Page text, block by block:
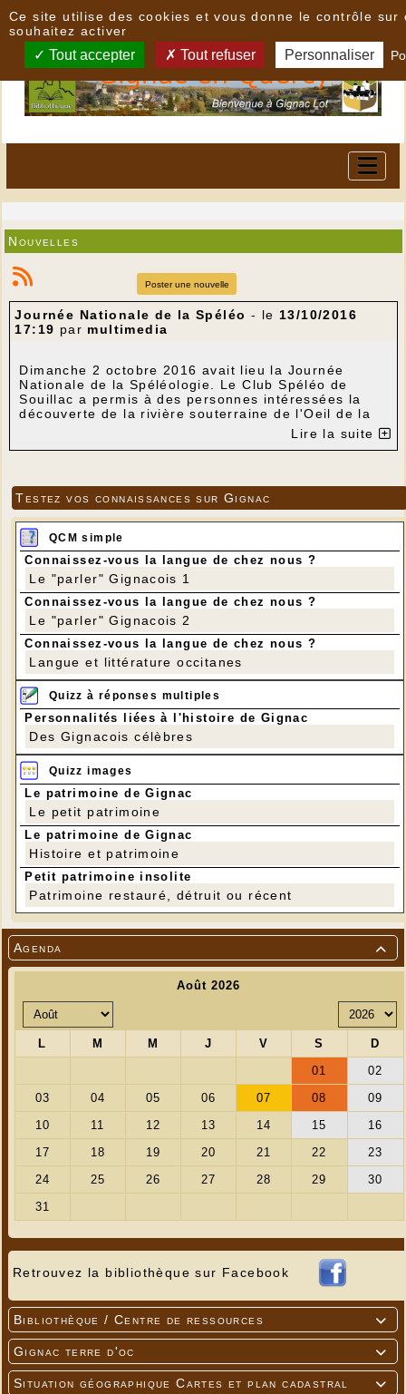

Agenda
Retrouvez la bibliothèque sur Facebook

Bibliothèque / Centre de ressources

Gignac terre d'oc

Situation géographique Cartes et plan cadastral
Nouvelles
Poster une nouvelle
Journée Nationale de la Spéléo - le 13/10/2016
17:19 par multimedia
Dimanche 2 octobre 2016 avait lieu la Journée
Nationale de la Spéléologie. Le Club Spéléo de
Souillac a permis à des personnes intéressées la
découverte de la rivière souterraine de l'Oeil de la
e (près de Martel). Quelques Gignacois yLire la suite
Testez vos connaissances sur Gignac
QCM simple
Connaissez-vous la langue de chez nous ?
Le "parler" Gignacois 1
Connaissez-vous la langue de chez nous ?
Le "parler" Gignacois 2
Connaissez-vous la langue de chez nous ?
Langue et littérature occitanes
Quizz à réponses multiples
Personnalités liées à l'histoire de Gignac
Des Gignacois célèbres
Quizz images
Le patrimoine de Gignac
Le petit patrimoine
Le patrimoine de Gignac
Histoire et patrimoine
Petit patrimoine insolite
Patrimoine restauré, détruit ou récent
Ce site utilise des cookies et vous donne le contrôle sur
souhaitez activer
Tout accepter Tout refuser Personnaliser